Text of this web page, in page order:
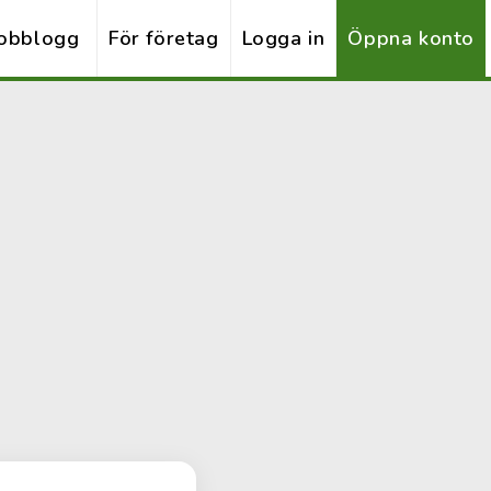
För företag Logga in Öppna konto